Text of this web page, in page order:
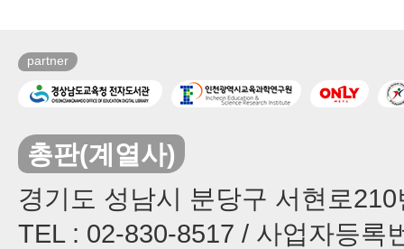
partner
총판(계열사)
경기도 성남시 분당구 서현로
TEL : 02-830-8517 / 사업자등록